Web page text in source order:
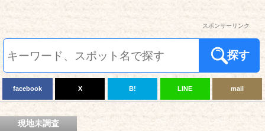
スポンサーリンク
探す
facebook X B! LINE mail
現地未調査